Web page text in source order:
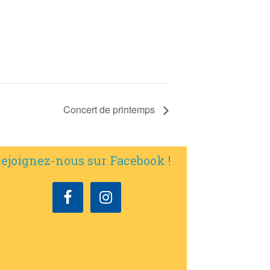
Concert de printemps
nous sur Facebook !